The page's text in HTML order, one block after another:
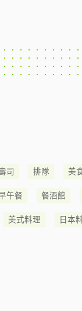
司 排隊 美
午餐 餐酒館
美式料理 日本